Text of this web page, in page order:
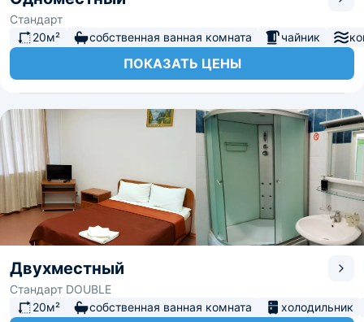
Стандарт
20м²
собственная ванная комната чайник
ПОКАЗАТЬ ЦЕНЫ
Двухместный
Стандарт DOUBLE
20м²
собственная ванная комната холодильник